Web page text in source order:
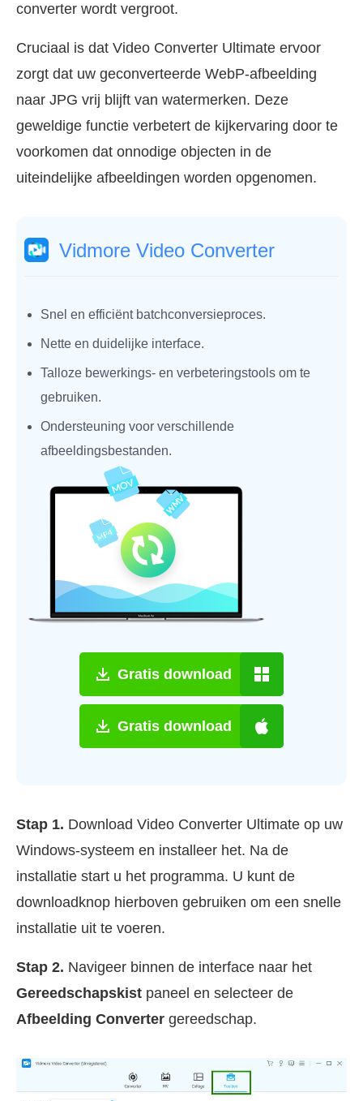
converter wordt vergroot.
Cruciaal is dat Video Converter Ultimate ervoor
zorgt dat uw geconverteerde WebP-afbeelding
naar JPG vrij blijft van watermerken. Deze
geweldige functie verbetert de kijkervaring door te
voorkomen dat onnodige objecten in de
uiteindelijke afbeeldingen worden opgenomen.
Vidmore Video Converter
Snel en efficiënt batchconversieproces.
Nette en duidelijke interface.
Talloze bewerkings- en verbeteringstools om te
gebruiken.
Ondersteuning voor verschillende
afbeeldingsbestanden.
Gratis download
Gratis download
Stap 1. Download Video Converter Ultimate op uw
Windows-systeem en installeer het. Na de
installatie start u het programma. U kunt de
downloadknop hierboven gebruiken om een snelle
installatie uit te voeren.
Stap 2. Navigeer binnen de interface naar het
Gereedschapskist paneel en selecteer de
Afbeelding Converter gereedschap.